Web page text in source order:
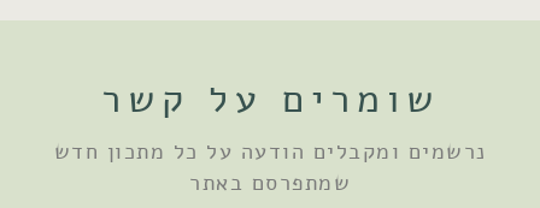
שומרים על קשר
נרשמים ומקבלים הודעה על כל מתכון חדש
שמתפרסם באתר